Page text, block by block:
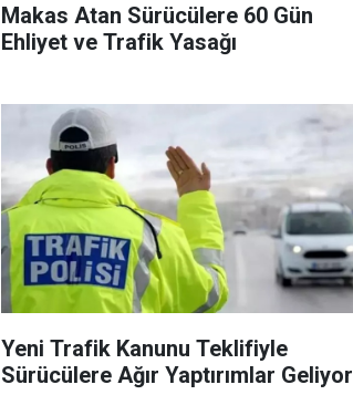
Makas Atan Sürücülere 60 Gün
Ehliyet ve Trafik Yasağı
Yeni Trafik Kanunu Teklifiyle
Sürücülere Ağır Yaptırımlar Geliyor